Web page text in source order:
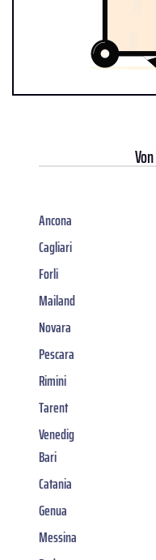
Von
Ancona
Cagliari
Forli
Mailand
Novara
Pescara
Rimini
Tarent
Venedig
Bari
Catania
Genua
Messina